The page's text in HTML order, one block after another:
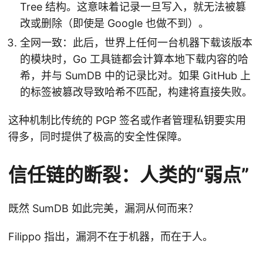
Tree 结构。这意味着记录一旦写入，就无法被篡
改或删除（即使是 Google 也做不到）。
全网一致：此后，世界上任何一台机器下载该版本
的模块时，Go 工具链都会计算本地下载内容的哈
希，并与 SumDB 中的记录比对。如果 GitHub 上
的标签被篡改导致哈希不匹配，构建将直接失败。
这种机制比传统的 PGP 签名或作者管理私钥要实用
得多，同时提供了极高的安全性保障。
信任链的断裂：人类的“弱点”
既然 SumDB 如此完美，漏洞从何而来？
Filippo 指出，漏洞不在于机器，而在于人。